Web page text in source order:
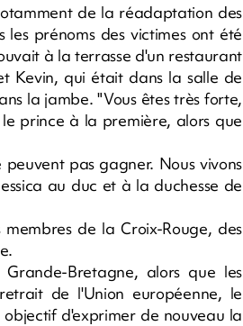
de la réadaptation des
les prénoms des victimes ont été
à la terrasse d'un restaurant
Kevin, qui était dans la salle de
la jambe. "Vous êtes très forte,
prince à la première, alors que
pas gagner. Nous vivons
au duc et à la duchesse de
de la Croix-Rouge, des
Bretagne, alors que les
de l'Union européenne, le
d'exprimer de nouveau la